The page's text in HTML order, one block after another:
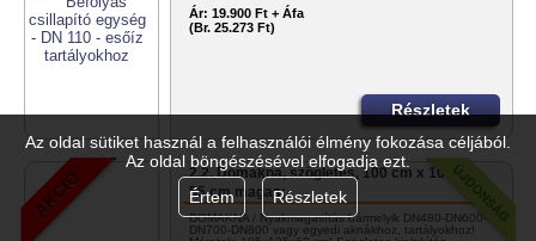
Az oldal sütiket használ a felhasználói élmény fokozása céljából.
Az oldal böngészésével elfogadja ezt.
Értem
Részletek
Ár: 19.900 Ft + Áfa
(Br. 25.273 Ft)
Részletek
2.2. Dómakna, szögletes, 100 cm x 100 cm,
55 cm magas;
DÓMAKNA / Nyakmagasítás bármelyik DN480-DN600-
DN700-DN800 vagy egyedi aknákhoz, tartályokhoz!